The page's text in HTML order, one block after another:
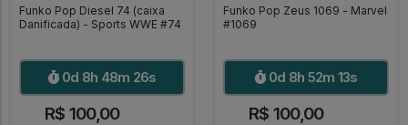
Funko Pop Diesel 74 (caixa
Danificada) - Sports WWE #74
0d 8h 48m 25s
R$ 100,00
Funko Pop Zeus 1069 - Marvel
#1069
0d 8h 52m 12s
R$ 100,00